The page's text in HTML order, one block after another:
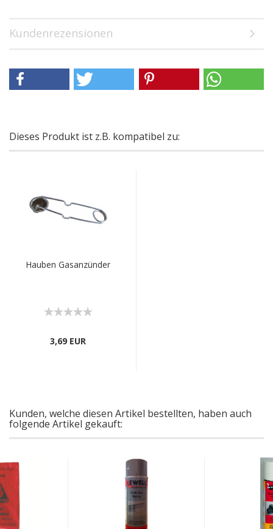
Kundenrezensionen
Dieses Produkt ist z.B. kompatibel zu:
Hauben Gasanzünder
3,69 EUR
Kunden, welche diesen Artikel bestellten, haben auch
folgende Artikel gekauft: